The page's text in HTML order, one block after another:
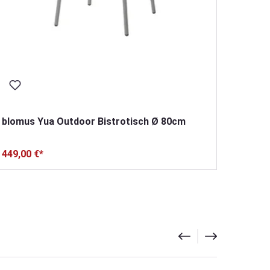
blomus Yua Outdoor Bistrotisch Ø 80cm
449,00 €*